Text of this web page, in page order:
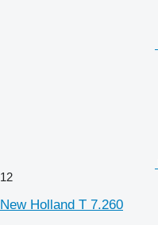
12
New Holland T 7.260